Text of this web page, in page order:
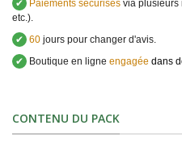
✔
Paiements sécurisés via plusieurs
etc.).
✔ 60 jours pour changer d'avis.
✔
Boutique en ligne engagée dans
CONTENU DU PACK